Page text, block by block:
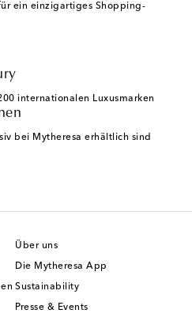
ein einzigartiges Shopping-
internationalen Luxusmarken
bei Mytheresa erhältlich sind
Über uns
Die Mytheresa App
Sustainability
Presse & Events